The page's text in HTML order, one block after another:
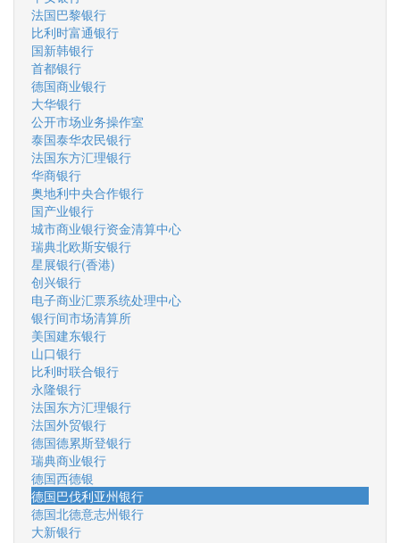
法国巴黎银行
比利时富通银行
国新韩银行
首都银行
德国商业银行
大华银行
公开市场业务操作室
泰国泰华农民银行
法国东方汇理银行
华商银行
奥地利中央合作银行
国产业银行
城市商业银行资金清算中心
瑞典北欧斯安银行
星展银行(香港)
创兴银行
电子商业汇票系统处理中心
银行间市场清算所
美国建东银行
山口银行
比利时联合银行
永隆银行
法国东方汇理银行
法国外贸银行
德国德累斯登银行
瑞典商业银行
德国西德银
德国巴伐利亚州银行
德国北德意志州银行
大新银行